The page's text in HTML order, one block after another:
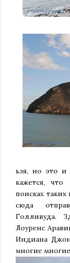
ьзя, но это и
кажется,
поисках
сюда
Голливуда.
Лоуренс
Индиана
многие